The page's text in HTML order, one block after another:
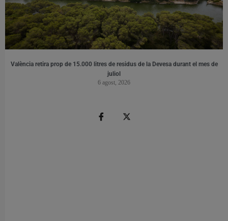
València retira prop de 15.000 litres de residus de la Devesa durant el mes de
juliol
6 agost, 2026